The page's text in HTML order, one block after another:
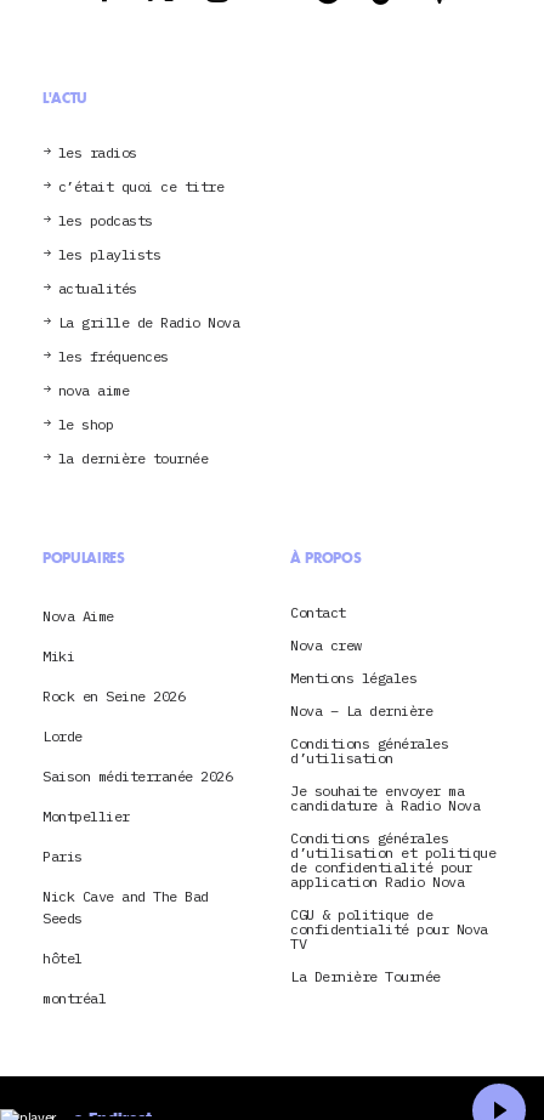
L'ACTU
les radios
c’était quoi ce titre
les podcasts
les playlists
actualités
La grille de Radio Nova
les fréquences
nova aime
le shop
la dernière tournée
POPULAIRES
Nova Aime
Miki
Rock en Seine 2026
Lorde
Saison méditerranée 2026
Montpellier
Paris
Nick Cave and The Bad
Seeds
hôtel
montréal
À PROPOS
Contact
Nova crew
Mentions légales
Nova – La dernière
Conditions générales
d’utilisation
Je souhaite envoyer ma
candidature à Radio Nova
Conditions générales
d’utilisation et politique
de confidentialité pour
application Radio Nova
CGU & politique de
confidentialité pour Nova
TV
La Dernière Tournée